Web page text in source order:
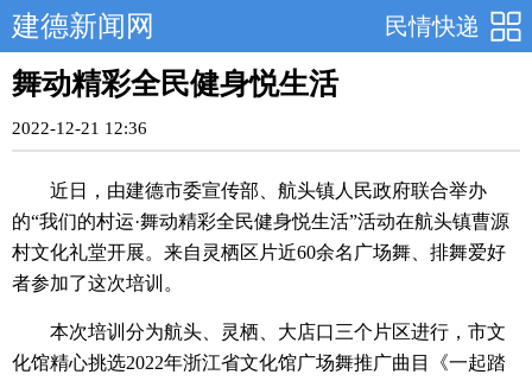
民情快递
建德新闻网
舞动精彩全民健身悦生活
2022-12-21 12:36
近日，由建德市委宣传部、航头镇人民政府联合举办
的“我们的村运·舞动精彩全民健身悦生活”活动在航头镇曹源
村文化礼堂开展。来自灵栖区片近60余名广场舞、排舞爱好
者参加了这次培训。
本次培训分为航头、灵栖、大店口三个片区进行，市文
化馆精心挑选2022年浙江省文化馆广场舞推广曲目《一起踏